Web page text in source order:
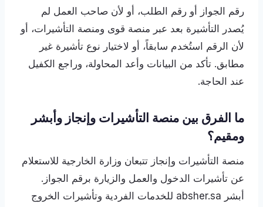
رقم الجواز أو رقم الطلب، أو لأن صاحب العمل لم
يُصدر التأشيرة بعد عبر منصة قوى ومنصة التأشيرات، أو
لأن الرقم استُخدم سابقاً، أو لاختيار نوع تأشيرة غير
مطابق. تأكد من البيانات وأعد المحاولة، وراجع الكفيل
عند الحاجة.
ما الفرق بين منصة التأشيرات وإنجاز وأبشر
ومقيم؟
منصة التأشيرات وإنجاز تتبعان وزارة الخارجية للاستعلام
عن تأشيرات الدخول والعمل والزيارة برقم الجواز.
أبشر absher.sa للخدمات الفردية وتأشيرات الخروج